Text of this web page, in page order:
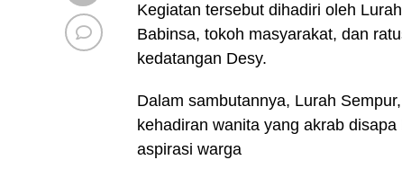
Kegiatan tersebut dihadiri oleh
Babinsa, tokoh masyarakat, dan
kedatangan Desy.
Dalam sambutannya, Lurah
kehadiran wanita yang akrab
aspirasi warga